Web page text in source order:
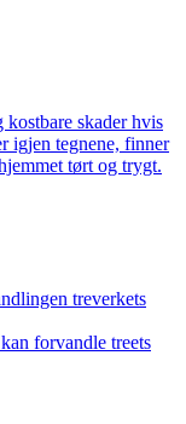
skader hvis
igjen tegnene, finner
tørt og trygt.
treverkets
forvandle treets